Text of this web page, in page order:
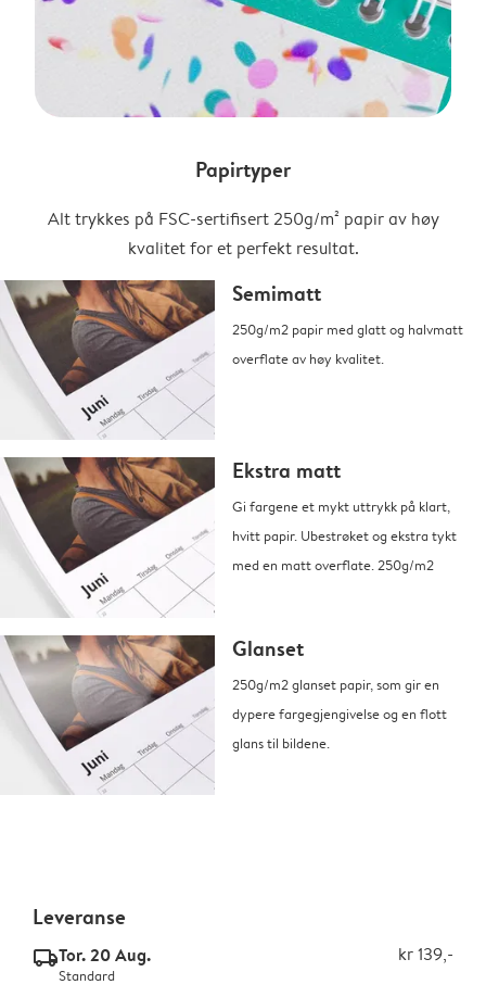
Papirtyper
Alt trykkes på FSC-sertifisert 250g/m² papir av høy
kvalitet for et perfekt resultat.
Semimatt
250g/m2 papir med glatt og halvmatt
overflate av høy kvalitet.
Ekstra matt
Gi fargene et mykt uttrykk på klart,
hvitt papir. Ubestrøket og ekstra tykt
med en matt overflate. 250g/m2
Glanset
250g/m2 glanset papir, som gir en
dypere fargegjengivelse og en flott
glans til bildene.
Leveranse
delivery_standard_v2Tor. 20 Aug. kr 139,-
Standard